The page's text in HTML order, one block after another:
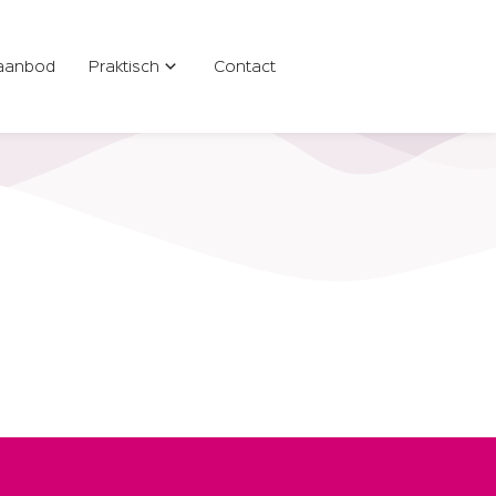
Praktisch Contact